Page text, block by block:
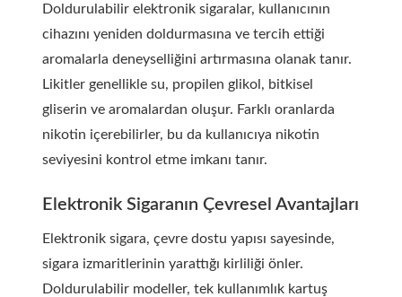
Doldurulabilir elektronik sigaralar, kullanıcının
cihazını yeniden doldurmasına ve tercih ettiği
aromalarla deneyselliğini artırmasına olanak tanır.
Likitler genellikle su, propilen glikol, bitkisel
gliserin ve aromalardan oluşur. Farklı oranlarda
nikotin içerebilirler, bu da kullanıcıya nikotin
seviyesini kontrol etme imkanı tanır.
Elektronik Sigaranın Çevresel Avantajları
Elektronik sigara, çevre dostu yapısı sayesinde,
sigara izmaritlerinin yarattığı kirliliği önler.
Doldurulabilir modeller, tek kullanımlık kartuş